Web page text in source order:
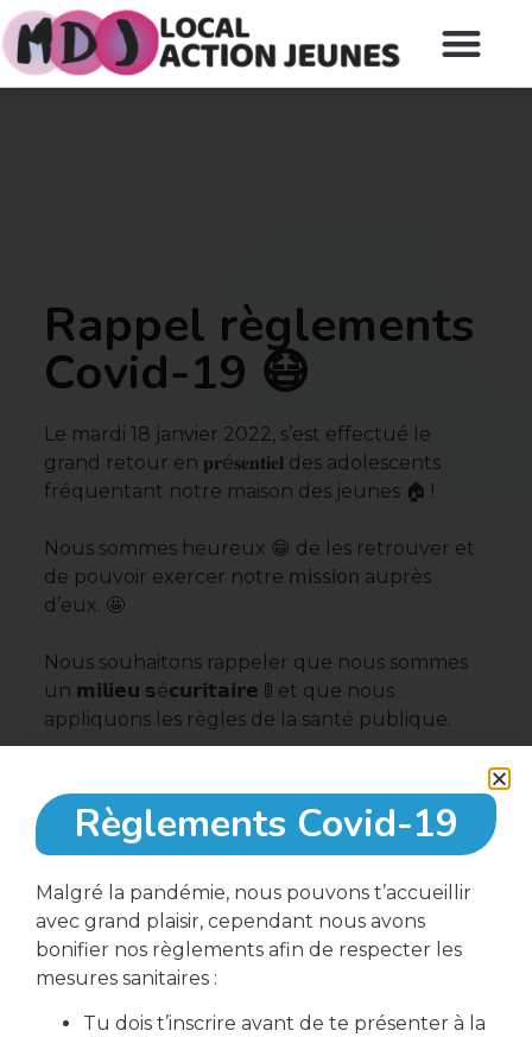
Rappel règlements
Covid-19 😷
Le mardi 18 janvier 2022, s’est effectué le
grand retour en 𝐩𝐫é𝐬𝐞𝐧𝐭𝐢𝐞𝐥 des adolescents
fréquentant notre maison des jeunes 🏠 !
Nous sommes heureux 😁 de les retrouver et
de pouvoir exercer notre 𝗆𝗂𝗌𝗌𝗂𝗈𝗇 auprès
d’eux. 🤩
Nous souhaitons rappeler que nous sommes
un 𝗺𝗶𝗹𝗶𝗲𝘂 𝘀é𝗰𝘂𝗿𝗶𝘁𝗮𝗶𝗿𝗲 🚦 et que nous
appliquons les règles de la santé publique.
𝘦𝘴𝘴𝘢𝘺𝘰𝘯𝘴 𝘥’𝘢𝘥𝘢𝘱𝘵𝘦𝘳 𝘯𝘰𝘴 𝘢𝘤𝘵𝘪𝘷𝘪𝘵é𝘴.
𝑽𝒐𝒊𝒄𝒊 𝒖𝒏 𝒓𝒂𝒑𝒑𝒆𝒍 𝒅𝒆𝒔 𝒓è𝒈𝒍𝒆𝒔 𝒆𝒏 𝒗𝒊𝒈𝒖𝒆𝒖𝒓. 🚧⬇️
Toute l’équipe 🙌 du 𝓛𝓸𝓬𝓪𝓵 𝓐𝓬𝓽𝓲𝓸𝓷 𝓙𝓮𝓾𝓷𝓮𝓼
Partager cette article
Règlements Covid-19
Malgré la pandémie, nous pouvons t’accueillir
avec grand plaisir, cependant nous avons
bonifier nos règlements afin de respecter les
mesures sanitaires :
Tu dois t’inscrire avant de te présenter à la